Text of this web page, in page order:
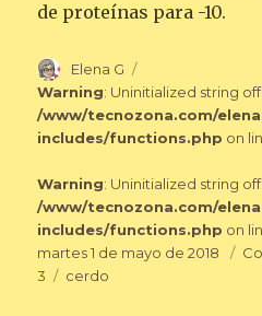
de proteínas para -10.
Autor
Elena G
Warning: Uninitialized string
/www/tecnozona.com/
includes/functions.php on
Warning: Uninitialized string
/www/tecnozona.com/
includes/functions.php on
Publicado
el
martes 1 de mayo de 2018
3
Etiquetas
cerdo